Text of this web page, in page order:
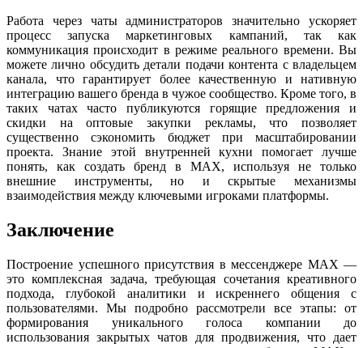
Работа через чаты администраторов значительно ускоряет
процесс запуска маркетинговых кампаний, так как
коммуникация происходит в режиме реального времени. Вы
можете лично обсудить детали подачи контента с владельцем
канала, что гарантирует более качественную и нативную
интеграцию вашего бренда в чужое сообщество. Кроме того, в
таких чатах часто публикуются горящие предложения и
скидки на оптовые закупки рекламы, что позволяет
существенно сэкономить бюджет при масштабировании
проекта. Знание этой внутренней кухни помогает лучше
понять, как создать бренд в MAX, используя не только
внешние инструменты, но и скрытые механизмы
взаимодействия между ключевыми игроками платформы.
Заключение
Построение успешного присутствия в мессенджере MAX —
это комплексная задача, требующая сочетания креативного
подхода, глубокой аналитики и искреннего общения с
пользователями. Мы подробно рассмотрели все этапы: от
формирования уникального голоса компании до
использования закрытых чатов для продвижения, что дает